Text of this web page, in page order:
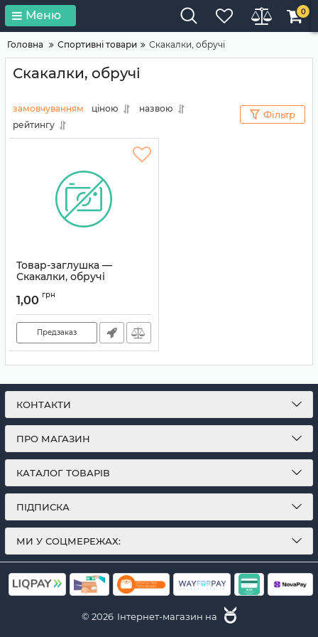
Меню 0
Головна Спортивні товари Скакалки, обручі
Скакалки, обручі
замовчуванням ціною
назвою
рейтингу
Фільтр
Товар-заглушка —
Скакалки, обручі
1,00 грн
Предзаказ
КОНТАКТИ
ПРО МАГАЗИН
КАТАЛОГ ТОВАРІВ
ПІДПИСКА
МИ У СОЦМЕРЕЖАХ:
© 2026 Інтернет-магазин на